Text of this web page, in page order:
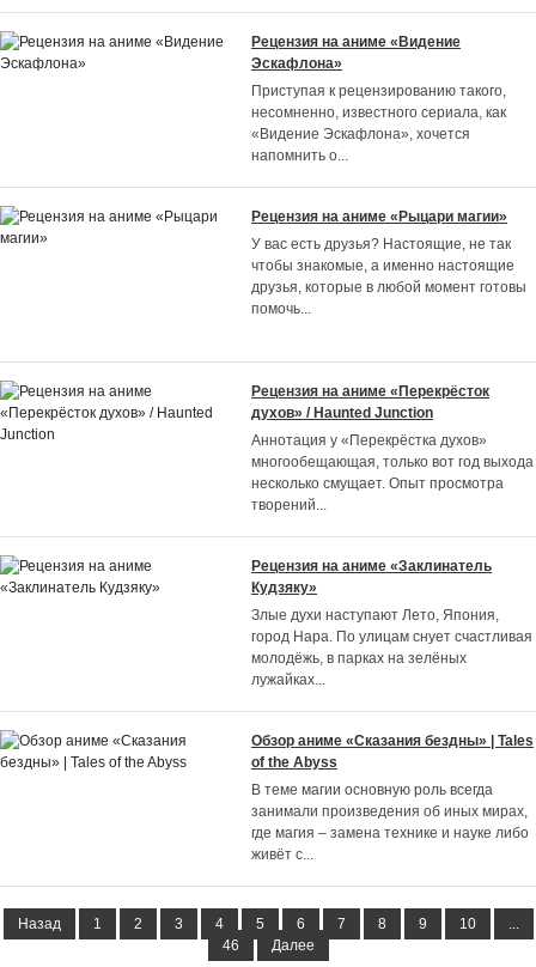
Рецензия на аниме «Видение
Эскафлона»
Приступая к рецензированию такого,
несомненно, известного сериала, как
«Видение Эскафлона», хочется
напомнить о...
Рецензия на аниме «Рыцари магии»
У вас есть друзья? Настоящие, не так
чтобы знакомые, а именно настоящие
друзья, которые в любой момент готовы
помочь...
Рецензия на аниме «Перекрёсток
духов» / Haunted Junction
Аннотация у «Перекрёстка духов»
многообещающая, только вот год выхода
несколько смущает. Опыт просмотра
творений...
Рецензия на аниме «Заклинатель
Кудзяку»
Злые духи наступают Лето, Япония,
город Нара. По улицам снует счастливая
молодёжь, в парках на зелёных
лужайках...
Обзор аниме «Сказания бездны» | Tales
of the Abyss
В теме магии основную роль всегда
занимали произведения об иных мирах,
где магия – замена технике и науке либо
живёт с...
Назад 1 2 3 4 5 6 7 8 9 10
...
46
Далее